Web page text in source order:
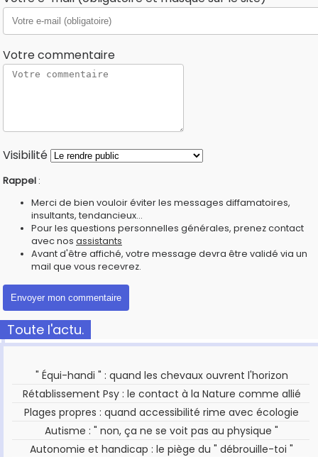
Votre commentaire
Visibilité
Rappel :
Merci de bien vouloir éviter les messages diffamatoires,
insultants, tendancieux...
Pour les questions personnelles générales, prenez contact
avec nos assistants
Avant d'être affiché, votre message devra être validé via un
mail que vous recevrez.
Toute l'actu.
" Équi-handi " : quand les chevaux ouvrent l'horizon
Rétablissement Psy : le contact à la Nature comme allié
Plages propres : quand accessibilité rime avec écologie
Autisme : " non, ça ne se voit pas au physique "
Autonomie et handicap : le piège du " débrouille-toi "